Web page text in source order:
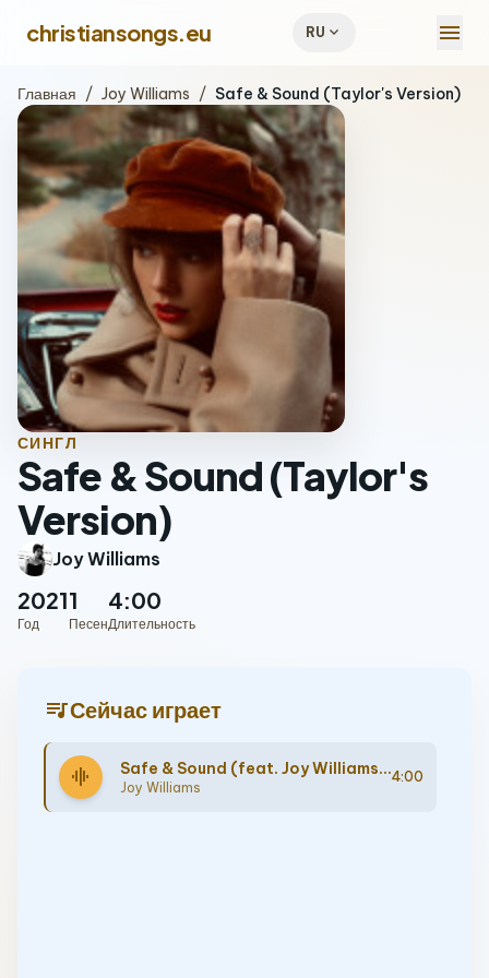
christiansongs.eu RU expand_more menu
Главная / Joy Williams / Safe & Sound (Taylor's Version)
СИНГЛ
Safe & Sound (Taylor's
Version)
Joy Williams
2021
Год
1
Песен
4:00
Длительность
queue_musicСейчас играет
graphic_eq Safe & Sound (feat. Joy Williams and John Paul White) (Taylor’s Version)
Joy Williams
4:00